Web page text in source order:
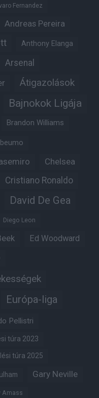
Fernandez
Andreas Pereira
Anthony Elanga
Arsenal
Átigazolások
Bajnokok Ligája
Brandon Williams
Chelsea
Cristiano Ronaldo
David De Gea
Diego Leon
Ed Woodward
Európa-liga
Pellistri
túra 2023
túra 2025
Gary Neville
Amass